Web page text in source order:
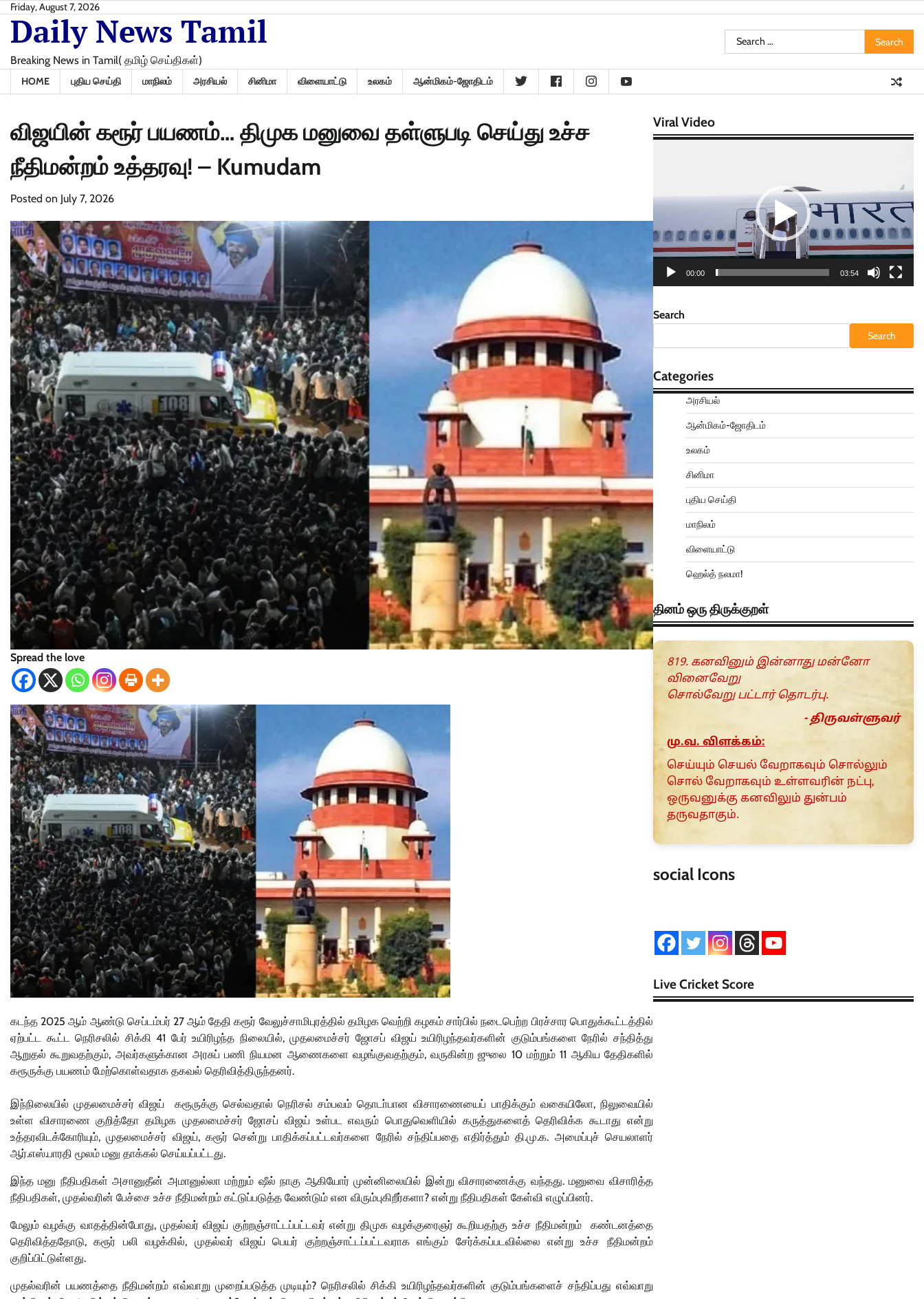
Skip
content
Friday, August 7, 2026
Daily News Tamil
Breaking News in Tamil( தமிழ் செய்திகள்)
Search
for:
HOME புதிய செய்தி மாநிலம் அரசியல் சினிமா விளையாட்டு உலகம் ஆன்மிகம்-ஜோதிடம்
விஜயின் கரூர் பயணம்… திமுக மனுவை தள்ளுபடி செய்து உச்ச
நீதிமன்றம் உத்தரவு! – Kumudam
Posted on July 7, 2026
Spread the love
கடந்த 2025 ஆம் ஆண்டு செப்டம்பர் 27 ஆம் தேதி கரூர் வேலுச்சாமிபுரத்தில் தமிழக வெற்றி கழகம் சார்பில் நடைபெற்ற பிரச்சார பொதுக்கூட்டத்தில்
ஏற்பட்ட கூட்ட நெரிசலில் சிக்கி 41 பேர் உயிரிழந்த நிலையில், முதலமைச்சர் ஜோசப் விஜய் உயிரிழந்தவர்களின் குடும்பங்களை நேரில் சந்தித்து
ஆறுதல் கூறுவதற்கும், அவர்களுக்கான அரசுப் பணி நியமன ஆணைகளை வழங்குவதற்கும், வருகின்ற ஜுலை 10 மற்றும் 11 ஆகிய தேதிகளில்
கரூருக்கு பயணம் மேற்கொள்வதாக தகவல் தெரிவித்திருந்தனர்.
இந்நிலையில் முதலமைச்சர் விஜய் கரூருக்கு செல்வதால் நெரிசல் சம்பவம் தொடா்பான விசாரணையைப் பாதிக்கும் வகையிலோ, நிலுவையில்
உள்ள விசாரணை குறித்தோ தமிழக முதலமைச்சர் ஜோசப் விஜய் உள்பட எவரும் பொதுவெளியில் கருத்துகளைத் தெரிவிக்க கூடாது என்று
உத்தரவிடக்கோரியும், முதலமைச்சர் விஜய், கரூர் சென்று பாதிக்கப்பட்டவர்களை நேரில் சந்திப்பதை எதிர்த்தும் தி.மு.க. அமைப்புச் செயலாளர்
ஆர்.எஸ்.பாரதி மூலம் மனு தாக்கல் செய்யப்பட்டது.
இந்த மனு நீதிபதிகள் அசானுதீன் அமானுல்லா மற்றும் ஷீல் நாகு ஆகியோர் முன்னிலையில் இன்று விசாரணைக்கு வந்தது. மனுவை விசாரித்த
நீதிபதிகள், முதல்வரின் பேச்சை உச்ச நீதிமன்றம் கட்டுப்படுத்த வேண்டும் என விரும்புகிறீர்களா? என்று நீதிபதிகள் கேள்வி எழுப்பினர்.
மேலும் வழக்கு வாதத்தின்போது, முதல்வர் விஜய் குற்றஞ்சாட்டப்பட்டவர் என்று திமுக வழக்குரைஞர் கூறியதற்கு உச்ச நீதிமன்றம் கண்டனத்தை
தெரிவித்ததோடு, கரூர் பலி வழக்கில், முதல்வர் விஜய் பெயர் குற்றஞ்சாட்டப்பட்டவராக எங்கும் சேர்க்கப்படவில்லை என்று உச்ச நீதிமன்றம்
குறிப்பிட்டுள்ளது.
முதல்வரின் பயணத்தை நீதிமன்றம் எவ்வாறு முறைப்படுத்த முடியும்? நெரிசலில் சிக்கி உயிரிழந்தவர்களின் குடும்பங்களைச் சந்திப்பது எவ்வாறு
Viral Video
00:00 03:54
Search
Search
Categories
அரசியல்
ஆன்மிகம்-ஜோதிடம்
உலகம்
சினிமா
புதிய செய்தி
மாநிலம்
விளையாட்டு
ஹெல்த் நலமா!
தினம் ஒரு திருக்குறள்
819. கனவினும் இன்னாது மன்னோ
வினைவேறு
சொல்வேறு பட்டார் தொடர்பு.
- திருவள்ளுவர்
மு.வ. விளக்கம்:
செய்யும் செயல் வேறாகவும் சொல்லும்
சொல் வேறாகவும் உள்ளவரின் நட்பு,
ஒருவனுக்கு கனவிலும் துன்பம்
தருவதாகும்.
social Icons
Live Cricket Score